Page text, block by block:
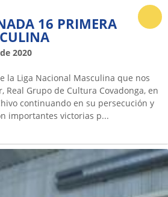
16 PRIMERA
2020
la Liga Nacional Masculina que nos
Grupo de Cultura Covadonga, en
continuando en su persecución y
importantes victorias p...